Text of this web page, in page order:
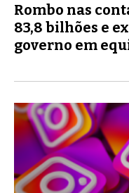
Rombo nas
83,8 bilhões e
governo em